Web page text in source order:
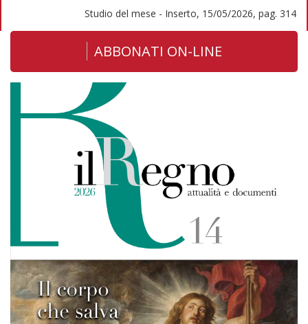
Studio del mese - Inserto, 15/05/2026, pag. 314
ABBONATI ON-LINE